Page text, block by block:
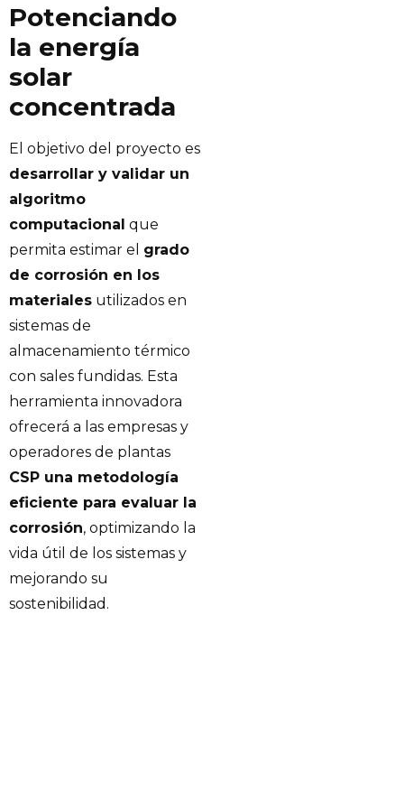
Potenciando
la energía
solar
concentrada
El objetivo del proyecto es
desarrollar y validar un
algoritmo
computacional que
permita estimar el grado
de corrosión en los
materiales utilizados en
sistemas de
almacenamiento térmico
con sales fundidas. Esta
herramienta innovadora
ofrecerá a las empresas y
operadores de plantas
CSP una metodología
eficiente para evaluar la
corrosión, optimizando la
vida útil de los sistemas y
mejorando su
sostenibilidad.